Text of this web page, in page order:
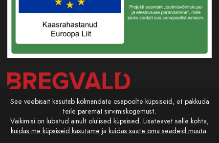
See veebisait kasutab kolmandate osapoolte küpsiseid, et pakkuda
teile paremat sirvimiskogemust.
Vaikimisi on lubatud ainult olulised küpsised. Lisateavet selle kohta,
kuidas me küpsiseid kasutame ja kuidas saate oma seadeid muuta.
Powered byNMA